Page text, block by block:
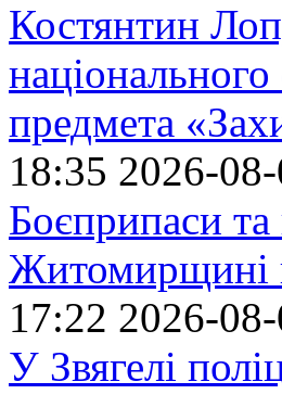
Костянтин
предмета
18:35 2026-
Боєприпаси
Житомирщині
17:22 2026-
У Звягелі